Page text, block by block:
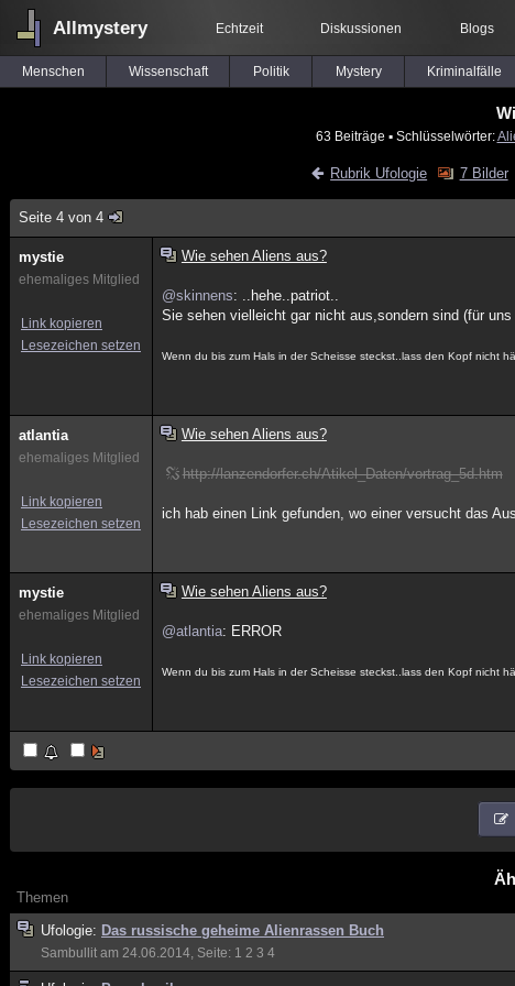
Allmystery Echtzeit Diskussionen Blogs
Menschen Wissenschaft Politik Mystery Kriminalfälle
63 Beiträge ▪ Schlüsselwörter:
Rubrik Ufologie 7 Bilder
Seite 4 von 4
mystie
ehemaliges Mitglied
Link kopieren
Lesezeichen setzen
Wie sehen Aliens aus?
@skinnens: ..hehe..patriot..
Sie sehen vielleicht gar nicht aus,sondern sind (für
Wenn du bis zum Hals in der Scheisse steckst..lass den Kopf nicht
atlantia
ehemaliges Mitglied
Link kopieren
Lesezeichen setzen
Wie sehen Aliens aus?
http://lanzendorfer.ch/Atikel_Daten/vortrag_5d.htm
ich hab einen Link gefunden, wo einer versucht das
mystie
ehemaliges Mitglied
Link kopieren
Lesezeichen setzen
Wie sehen Aliens aus?
@atlantia: ERROR
Wenn du bis zum Hals in der Scheisse steckst..lass den Kopf nicht
Themen
Ufologie: Das russische geheime Alienrassen Buch
Sambullit am 24.06.2014, Seite: 1 2 3 4